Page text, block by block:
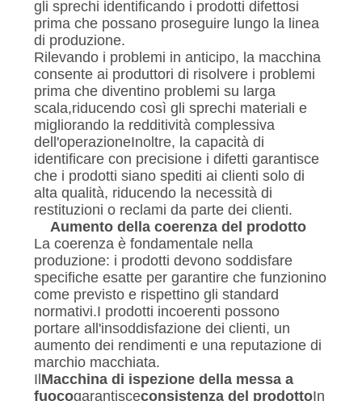
gli sprechi identificando i prodotti difettosi
prima che possano proseguire lungo la linea
di produzione.
Rilevando i problemi in anticipo, la macchina
consente ai produttori di risolvere i problemi
prima che diventino problemi su larga
scala,riducendo così gli sprechi materiali e
migliorando la redditività complessiva
dell'operazioneInoltre, la capacità di
identificare con precisione i difetti garantisce
che i prodotti siano spediti ai clienti solo di
alta qualità, riducendo la necessità di
restituzioni o reclami da parte dei clienti.
Aumento della coerenza del prodotto
La coerenza è fondamentale nella
produzione: i prodotti devono soddisfare
specifiche esatte per garantire che funzionino
come previsto e rispettino gli standard
normativi.I prodotti incoerenti possono
portare all'insoddisfazione dei clienti, un
aumento dei rendimenti e una reputazione di
marchio macchiata.
Il Macchina di ispezione della messa a
fuocogarantisceconsistenza del prodottoIn